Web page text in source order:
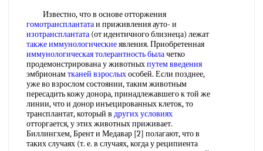
Известно, что в основе отторжения
гомотрансплантатаи приживления ауто- и
изотрансплантата (от идентичного близнеца) лежат
также иммунологическиеявления. Приобретенная
иммунологическая толерантностьбылачетко
продемонстрирована у животныхпутем введения
эмбрионамтканей взрослыхособей. Если позднее,
уже во взрослом состоянии, таким животным
пересадить кожу донора, принадлежавшего к той же
линии, что и донор инъецированных клеток, то
трансплантат, который в других условиях
отторгается, у этих животных приживает.
Биллингхем, Брент и Медавар [2] полагают, что в
таких случаях (т. е. в случаях, когда у реципиента